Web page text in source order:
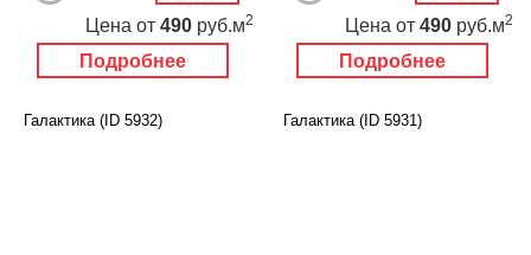
Подробнее
Цена от 490 руб.м2
Подробнее
Цена от 490 руб.м2
Галактика (ID 5932) Галактика (ID 5931)